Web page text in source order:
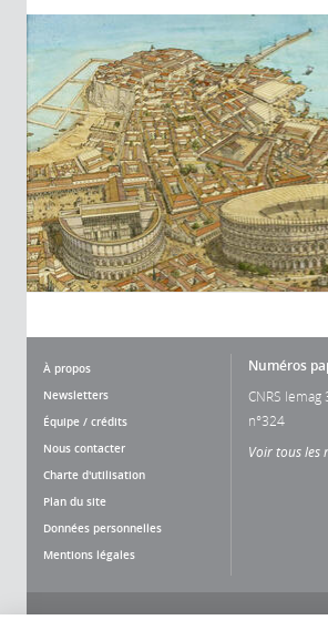
À propos
Newsletters
Équipe / crédits
Nous contacter
Charte d'utilisation
Plan du site
Données personnelles
Mentions légales
Numéros
CNRS lemag
n°324
Voir tous les